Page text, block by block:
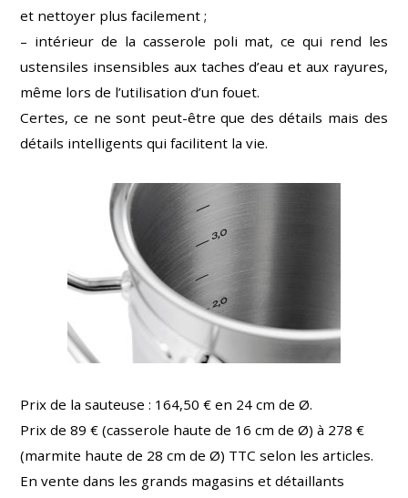
et nettoyer plus facilement ;
– intérieur de la casserole poli mat, ce qui rend les
ustensiles insensibles aux taches d’eau et aux rayures,
même lors de l’utilisation d’un fouet.
Certes, ce ne sont peut-être que des détails mais des
détails intelligents qui facilitent la vie.
Prix de la sauteuse : 164,50 € en 24 cm de Ø.
Prix de 89 € (casserole haute de 16 cm de Ø) à 278 €
(marmite haute de 28 cm de Ø) TTC selon les articles.
En vente dans les grands magasins et détaillants